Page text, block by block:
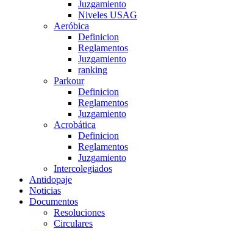
Juzgamiento
Niveles USAG
Aeróbica
Definicion
Reglamentos
Juzgamiento
ranking
Parkour
Definicion
Reglamentos
Juzgamiento
Acrobática
Definicion
Reglamentos
Juzgamiento
Intercolegiados
Antidopaje
Noticias
Documentos
Resoluciones
Circulares